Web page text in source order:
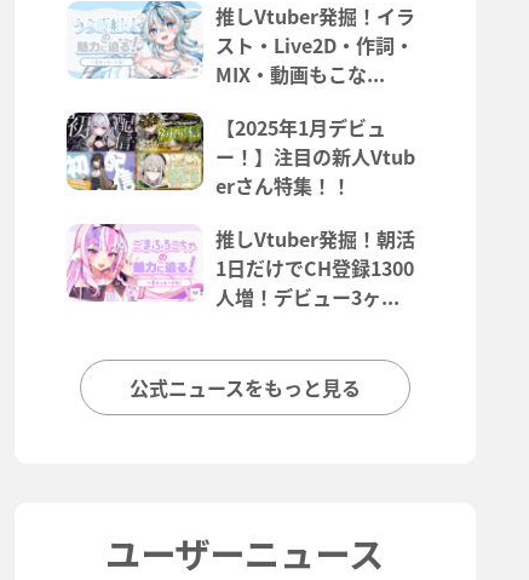
推しVtuber発掘！イラ
スト・Live2D・作詞・
MIX・動画もこな...
【2025年1月デビュ
ー！】注目の新人Vtub
erさん特集！！
推しVtuber発掘！朝活
1日だけでCH登録1300
人増！デビュー3ヶ...
公式ニュースをもっと見る
ユーザーニュース